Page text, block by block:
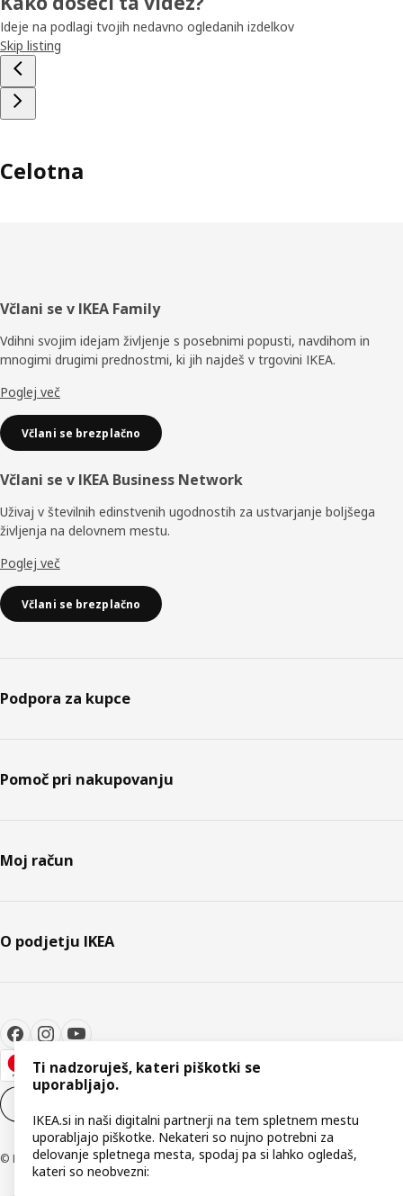
Ideje na podlagi tvojih nedavno ogledanih izdelkov
Skip listing
Celotna
Noga
Včlani se v IKEA Family
Vdihni svojim idejam življenje s posebnimi popusti, navdihom in
mnogimi drugimi prednostmi, ki jih najdeš v trgovini IKEA.
Poglej več
Včlani se brezplačno
Včlani se v IKEA Business Network
Uživaj v številnih edinstvenih ugodnostih za ustvarjanje boljšega
življenja na delovnem mestu.
Poglej več
Včlani se brezplačno
Podpora za kupce
Pomoč pri nakupovanju
Moj račun
O podjetju IKEA
© Inter IKEA Systems B.V. 1999–2026
Ti nadzoruješ, kateri piškotki se
uporabljajo.
IKEA.si in naši digitalni partnerji na tem spletnem mestu
uporabljajo piškotke. Nekateri so nujno potrebni za
delovanje spletnega mesta, spodaj pa si lahko ogledaš,
kateri so neobvezni: